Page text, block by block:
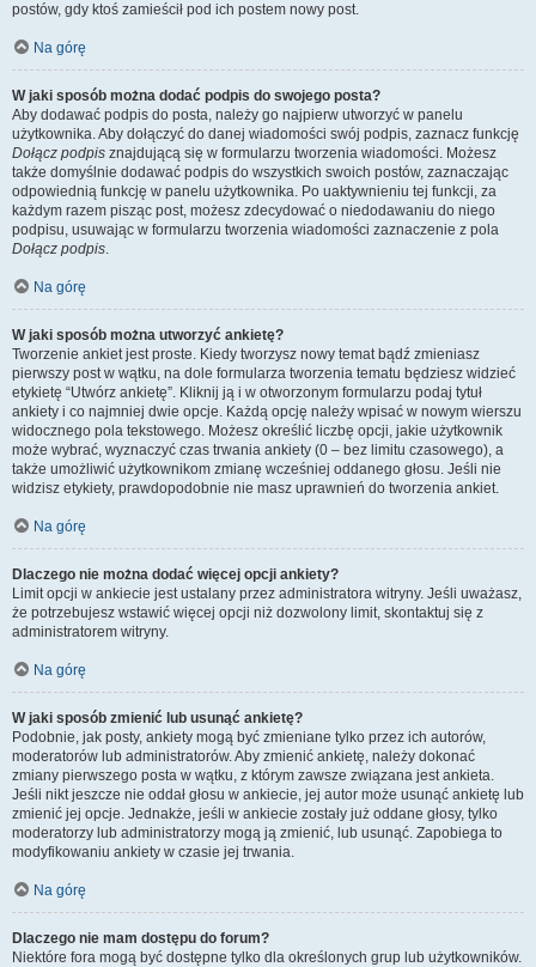
postów, gdy ktoś zamieścił pod ich postem nowy post.
Na górę
W jaki sposób można dodać podpis do swojego posta?
Aby dodawać podpis do posta, należy go najpierw utworzyć w panelu
użytkownika. Aby dołączyć do danej wiadomości swój podpis, zaznacz funkcję
Dołącz podpis znajdującą się w formularzu tworzenia wiadomości. Możesz
także domyślnie dodawać podpis do wszystkich swoich postów, zaznaczając
odpowiednią funkcję w panelu użytkownika. Po uaktywnieniu tej funkcji, za
każdym razem pisząc post, możesz zdecydować o niedodawaniu do niego
podpisu, usuwając w formularzu tworzenia wiadomości zaznaczenie z pola
Dołącz podpis.
Na górę
W jaki sposób można utworzyć ankietę?
Tworzenie ankiet jest proste. Kiedy tworzysz nowy temat bądź zmieniasz
pierwszy post w wątku, na dole formularza tworzenia tematu będziesz widzieć
etykietę “Utwórz ankietę”. Kliknij ją i w otworzonym formularzu podaj tytuł
ankiety i co najmniej dwie opcje. Każdą opcję należy wpisać w nowym wierszu
widocznego pola tekstowego. Możesz określić liczbę opcji, jakie użytkownik
może wybrać, wyznaczyć czas trwania ankiety (0 – bez limitu czasowego), a
także umożliwić użytkownikom zmianę wcześniej oddanego głosu. Jeśli nie
widzisz etykiety, prawdopodobnie nie masz uprawnień do tworzenia ankiet.
Na górę
Dlaczego nie można dodać więcej opcji ankiety?
Limit opcji w ankiecie jest ustalany przez administratora witryny. Jeśli uważasz,
że potrzebujesz wstawić więcej opcji niż dozwolony limit, skontaktuj się z
administratorem witryny.
Na górę
W jaki sposób zmienić lub usunąć ankietę?
Podobnie, jak posty, ankiety mogą być zmieniane tylko przez ich autorów,
moderatorów lub administratorów. Aby zmienić ankietę, należy dokonać
zmiany pierwszego posta w wątku, z którym zawsze związana jest ankieta.
Jeśli nikt jeszcze nie oddał głosu w ankiecie, jej autor może usunąć ankietę lub
zmienić jej opcje. Jednakże, jeśli w ankiecie zostały już oddane głosy, tylko
moderatorzy lub administratorzy mogą ją zmienić, lub usunąć. Zapobiega to
modyfikowaniu ankiety w czasie jej trwania.
Na górę
Dlaczego nie mam dostępu do forum?
Niektóre fora mogą być dostępne tylko dla określonych grup lub użytkowników.